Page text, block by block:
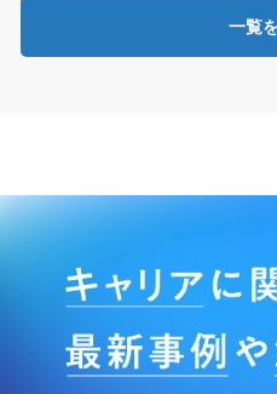
一覧